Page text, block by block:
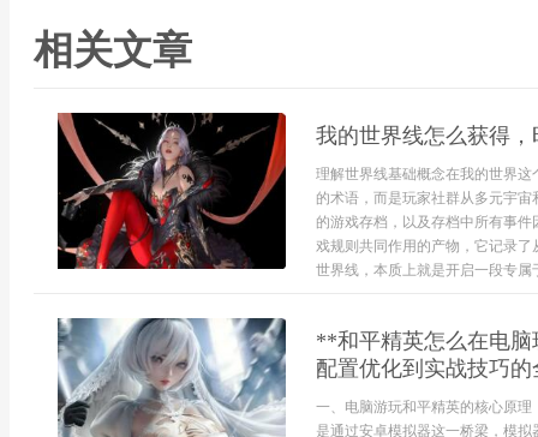
相关文章
我的世界线怎么获得
理解世界线基础概念在我的世界
的术语，而是玩家社群从多元宇
的游戏存档，以及存档中所有事
戏规则共同作用的产物，它记录
世界线，本质上就是开启一段专属
**和平精英怎么在电
配置优化到实战技巧
一、电脑游玩和平精英的核心原
是通过安卓模拟器这一桥梁，模